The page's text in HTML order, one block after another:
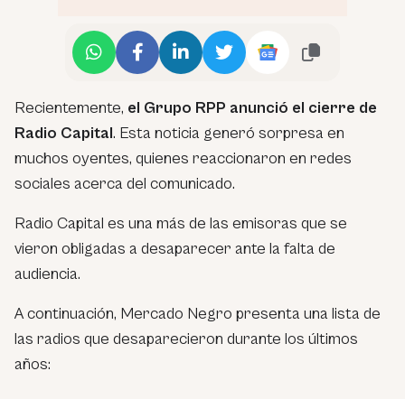
Recientemente, el Grupo RPP anunció el cierre de
Radio Capital. Esta noticia generó sorpresa en
muchos oyentes, quienes reaccionaron en redes
sociales acerca del comunicado.
Radio Capital es una más de las emisoras que se
vieron obligadas a desaparecer ante la falta de
audiencia.
A continuación, Mercado Negro presenta una lista de
las radios que desaparecieron durante los últimos
años: